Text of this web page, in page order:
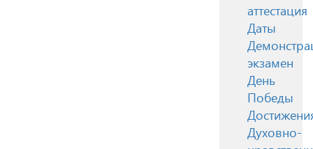
аттестация
Даты
экзамен
День
Победы
Духовно-